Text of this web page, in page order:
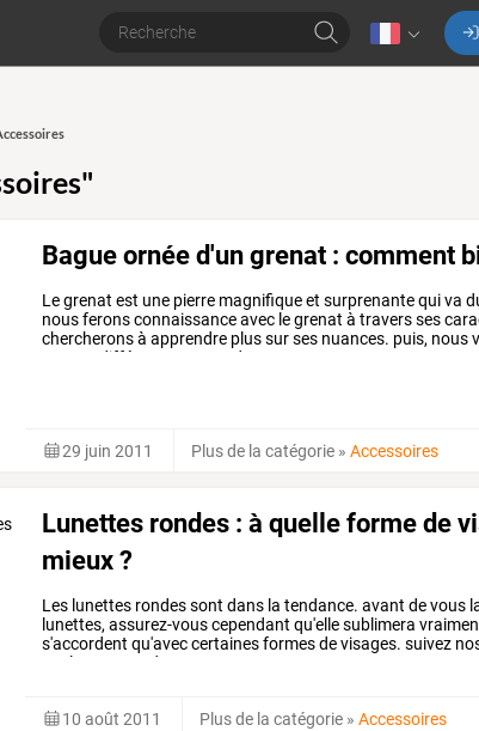
Bague ornée d'un grenat : comment
Legrenat est une pierre magnifiqueet surprenantequiva
nousferonsconnaissanceavec legrenat à traversses
chercheronsà apprendre plussurses nuances. puis, nous
différentes de
29 juin 2011 Plus de la catégorie »Accessoires
Lunettes rondes : à quelle forme de
mieux ?
Les lunettes rondessont dans la tendance. avant devous
lunettes, assurez-vouscependant qu'ellesublimera
s'accordent qu'aveccertainesformesdevisages. suivez
couleur,
de
10 août 2011 Plus de la catégorie »Accessoires